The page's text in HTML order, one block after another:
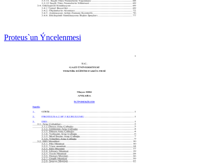
Proteus`un Ýncelenmesi